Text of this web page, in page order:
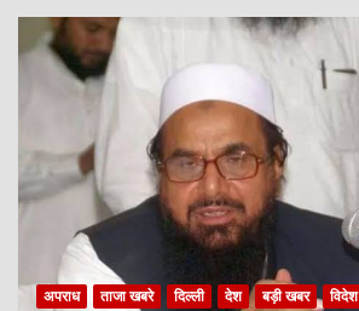
अपराध ताजा खबरे दिल्ली देश बड़ी खबर विदेश